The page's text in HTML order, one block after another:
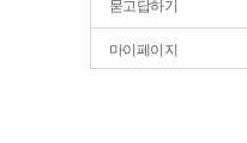
묻고답하기
마이페이지